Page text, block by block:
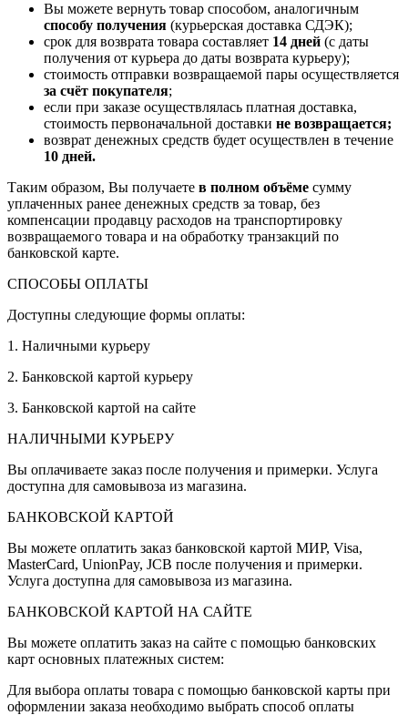
Вы можете вернуть товар способом, аналогичным
способу получения (курьерская доставка СДЭК);
срок для возврата товара составляет 14 дней (с даты
получения от курьера до даты возврата курьеру);
стоимость отправки возвращаемой пары осуществляется
за счёт покупателя;
если при заказе осуществлялась платная доставка,
стоимость первоначальной доставки не возвращается;
возврат денежных средств будет осуществлен в течение
10 дней.
Таким образом, Вы получаете в полном объёме сумму
уплаченных ранее денежных средств за товар, без
компенсации продавцу расходов на транспортировку
возвращаемого товара и на обработку транзакций по
банковской карте.
СПОСОБЫ ОПЛАТЫ
Доступны следующие формы оплаты:
1. Наличными курьеру
2. Банковской картой курьеру
3. Банковской картой на сайте
НАЛИЧНЫМИ КУРЬЕРУ
Вы оплачиваете заказ после получения и примерки. Услуга
доступна для самовывоза из магазина.
БАНКОВСКОЙ КАРТОЙ
Вы можете оплатить заказ банковской картой МИР, Visa,
MasterCard, UnionPay, JCB после получения и примерки.
Услуга доступна для самовывоза из магазина.
БАНКОВСКОЙ КАРТОЙ НА САЙТЕ
Вы можете оплатить заказ на сайте с помощью банковских
карт основных платежных систем:
Для выбора оплаты товара с помощью банковской карты при
оформлении заказа необходимо выбрать способ оплаты